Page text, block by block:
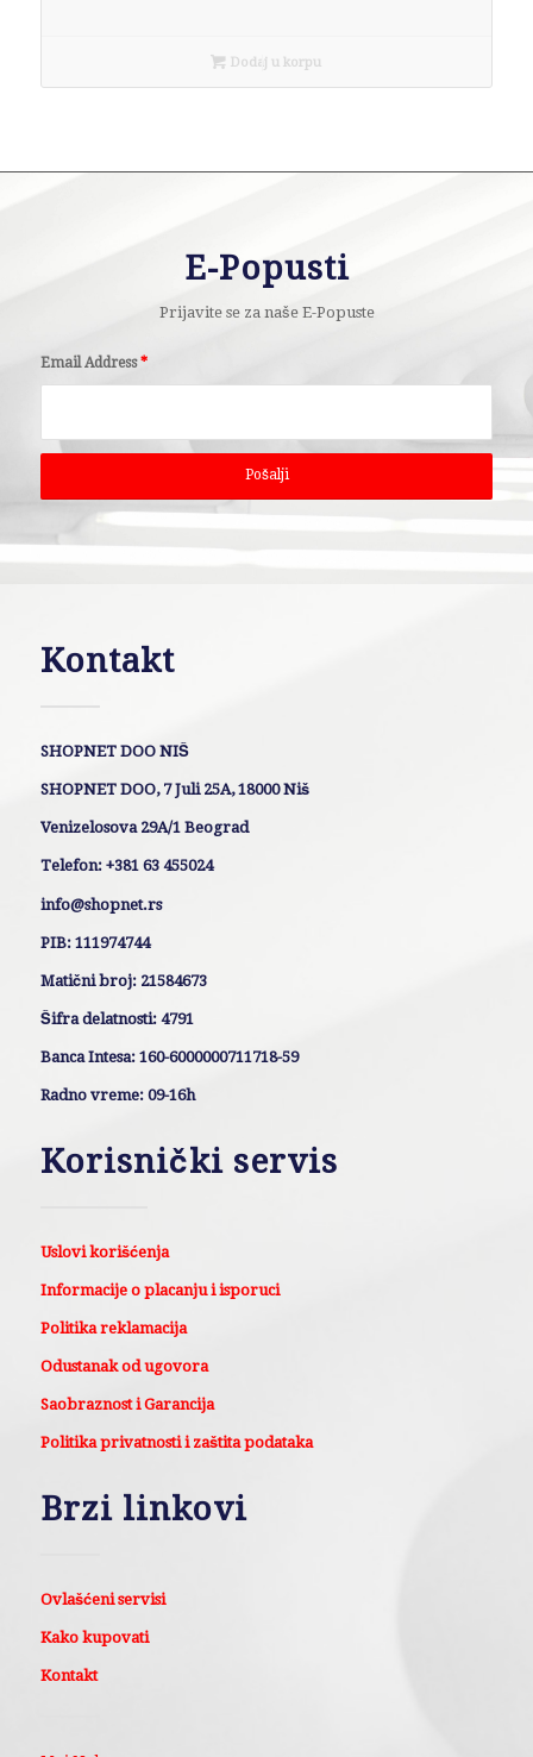
Dodaj u korpu
E-Popusti
Prijavite se za naše E-Popuste
Email Address*
Kontakt
SHOPNET DOO NIŠ
SHOPNET DOO, 7 Juli 25A, 18000 Niš
Venizelosova 29A/1 Beograd
Telefon: +381 63 455024
info@shopnet.rs
PIB: 111974744
Matični broj: 21584673
Šifra delatnosti: 4791
Banca Intesa: 160-6000000711718-59
Radno vreme: 09-16h
Korisnički servis
Uslovi korišćenja
Informacije o placanju i isporuci
Politika reklamacija
Odustanak od ugovora
Saobraznost i Garancija
Politika privatnosti i zaštita podataka
Brzi linkovi
Ovlašćeni servisi
Kako kupovati
Kontakt